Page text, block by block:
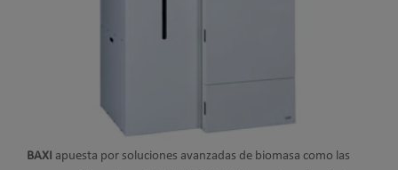
BAXI apuesta por soluciones avanzadas de biomasa como las